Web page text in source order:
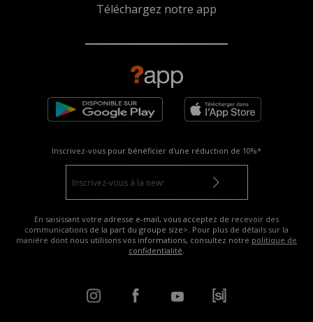
Téléchargez notre app
Inscrivez-vous pour bénéficier d'une réduction de 10%*
En saisissant votre adresse e-mail, vous acceptez de recevoir des
communications de la part du groupe size>. Pour plus de détails sur la
manière dont nous utilisons vos informations, consultez notre politique de
confidentialité.